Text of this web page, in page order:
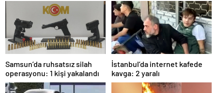
Samsun’da ruhsatsız silah
operasyonu: 1 kişi yakalandı
İstanbul’da internet kafede
kavga: 2 yaralı